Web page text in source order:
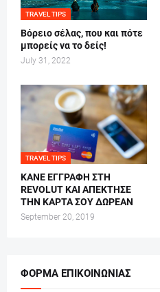
TRAVEL TIPS
Βόρειο σέλας, που και πότε
μπορείς να το δείς!
July 31, 2022
TRAVEL TIPS
ΚΑΝΕ ΕΓΓΡΑΦΗ ΣΤΗ
REVOLUT ΚΑΙ ΑΠΕΚΤΗΣΕ
ΤΗΝ ΚΑΡΤΑ ΣΟΥ ΔΩΡΕΑΝ
September 20, 2019
ΦΌΡΜΑ ΕΠΙΚΟΙΝΩΝΊΑΣ